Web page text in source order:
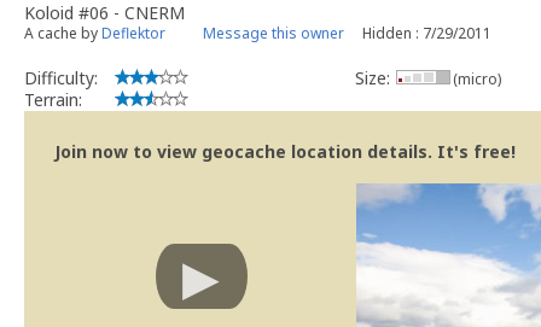
Koloid #06 - CNERM
A cache byDeflektor Message this owner Hidden : 7/29/2011
Difficulty:
Terrain:
Size: (micro)
Join now to view geocache location details. It's free!